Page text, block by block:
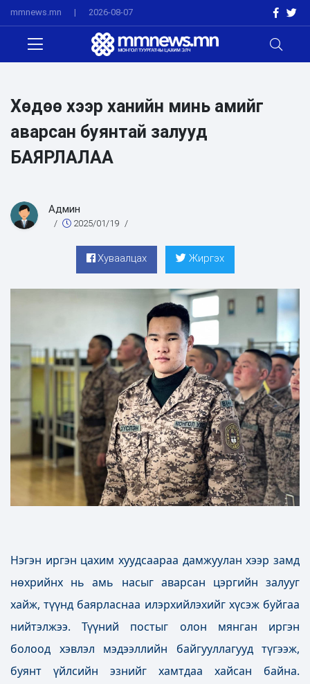
mmnews.mn | 2026-08-07
Хөдөө хээр ханийн минь амийг
аварсан буянтай залууд
БАЯРЛАЛАА
Админ
/ 2025/01/19 /
Хуваалцах Жиргэх
Нэгэн иргэн цахим хуудсаараа дамжуулан хээр замд
нөхрийнх нь амь насыг аварсан цэргийн залууг
хайж, түүнд баярласнаа илэрхийлэхийг хүсэж буйгаа
нийтэлжээ. Түүний постыг олон мянган иргэн
болоод хэвлэл мэдээллийн байгууллагууд түгээж,
буянт үйлсийн эзнийг хамтдаа хайсан байна.